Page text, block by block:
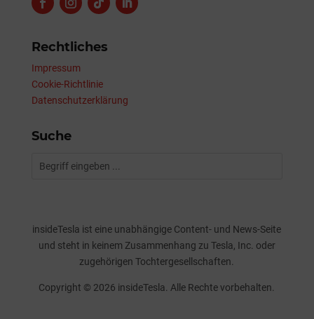
Rechtliches
Impressum
Cookie-Richtlinie
Datenschutzerklärung
Suche
insideTesla ist eine unabhängige Content- und News-Seite
und steht in keinem Zusammenhang zu Tesla, Inc. oder
zugehörigen Tochtergesellschaften.
Copyright © 2026 insideTesla. Alle Rechte vorbehalten.